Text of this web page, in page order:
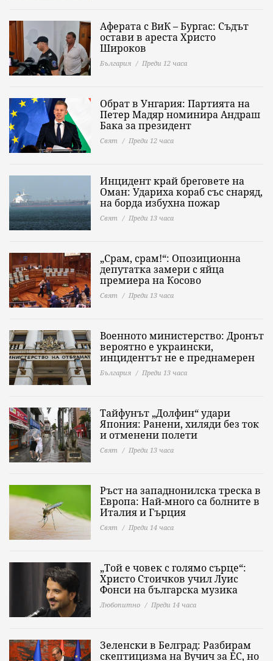
Аферата с ВиК – Бургас: Съдът
остави в ареста Христо
Широков
България Преди 12 часа
Обрат в Унгария: Партията на
Петер Мадяр номинира Андраш
Бака за президент
Свят Преди 12 часа
Инцидент край бреговете на
Оман: Удариха кораб със снаряд,
на борда избухна пожар
Свят Преди 13 часа
„Срам, срам!“: Опозиционна
депутатка замери с яйца
премиера на Косово
Свят Преди 13 часа
Военното министерство: Дронът
вероятно е украински,
инцидентът не е преднамерен
България Преди 13 часа
Тайфунът „Долфин“ удари
Япония: Ранени, хиляди без ток
и отменени полети
Свят Преди 13 часа
Ръст на западнонилска треска в
Европа: Най-много са болните в
Италия и Гърция
Свят Преди 14 часа
„Той е човек с голямо сърце“:
Христо Стоичков учил Луис
Фонси на българска музика
Любопитно Преди 14 часа
Зеленски в Белград: Разбирам
скептицизма на Вучич за ЕС, но